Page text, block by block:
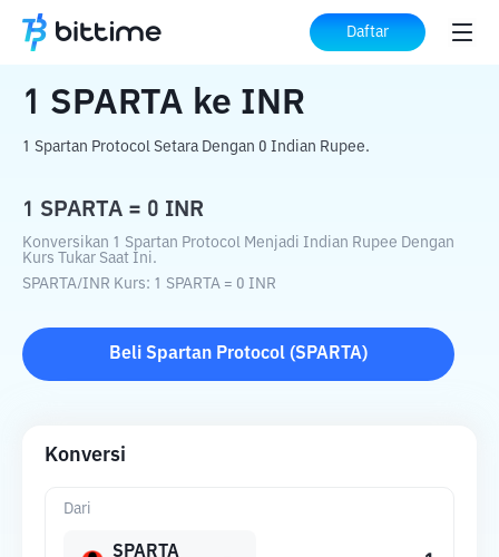
Daftar
Beranda Konverter Kripto SPARTA ke INR
1 SPARTA ke INR
1 Spartan Protocol Setara Dengan 0 Indian Rupee.
1 SPARTA = 0 INR
Konversikan 1 Spartan Protocol Menjadi Indian Rupee Dengan
Kurs Tukar Saat Ini.
SPARTA/INR Kurs: 1 SPARTA = 0 INR
Beli Spartan Protocol (SPARTA)
Konversi
Dari
SPARTA